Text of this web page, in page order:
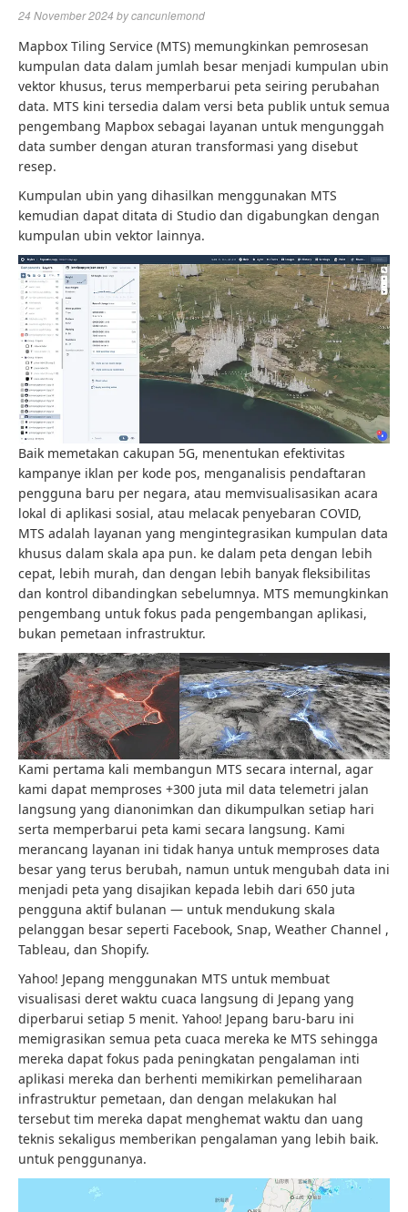
24 November 2024 bycancunlemond
Mapbox Tiling Service (MTS) memungkinkan pemrosesan
kumpulan data dalam jumlah besar menjadi kumpulan ubin
vektor khusus, terus memperbarui peta seiring perubahan
data. MTS kini tersedia dalam versi beta publik untuk semua
pengembang Mapbox sebagai layanan untuk mengunggah
data sumber dengan aturan transformasi yang disebut
resep.
Kumpulan ubin yang dihasilkan menggunakan MTS
kemudian dapat ditata di Studio dan digabungkan dengan
kumpulan ubin vektor lainnya.
Baik memetakan cakupan 5G, menentukan efektivitas
kampanye iklan per kode pos, menganalisis pendaftaran
pengguna baru per negara, atau memvisualisasikan acara
lokal di aplikasi sosial, atau melacak penyebaran COVID,
MTS adalah layanan yang mengintegrasikan kumpulan data
khusus dalam skala apa pun. ke dalam peta dengan lebih
cepat, lebih murah, dan dengan lebih banyak fleksibilitas
dan kontrol dibandingkan sebelumnya. MTS memungkinkan
pengembang untuk fokus pada pengembangan aplikasi,
bukan pemetaan infrastruktur.
Kami pertama kali membangun MTS secara internal, agar
kami dapat memproses +300 juta mil data telemetri jalan
langsung yang dianonimkan dan dikumpulkan setiap hari
serta memperbarui peta kami secara langsung. Kami
merancang layanan ini tidak hanya untuk memproses data
besar yang terus berubah, namun untuk mengubah data ini
menjadi peta yang disajikan kepada lebih dari 650 juta
pengguna aktif bulanan — untuk mendukung skala
pelanggan besar seperti Facebook, Snap, Weather Channel ,
Tableau, dan Shopify.
Yahoo! Jepang menggunakan MTS untuk membuat
visualisasi deret waktu cuaca langsung di Jepang yang
diperbarui setiap 5 menit. Yahoo! Jepang baru-baru ini
memigrasikan semua peta cuaca mereka ke MTS sehingga
mereka dapat fokus pada peningkatan pengalaman inti
aplikasi mereka dan berhenti memikirkan pemeliharaan
infrastruktur pemetaan, dan dengan melakukan hal
tersebut tim mereka dapat menghemat waktu dan uang
teknis sekaligus memberikan pengalaman yang lebih baik.
untuk penggunanya.